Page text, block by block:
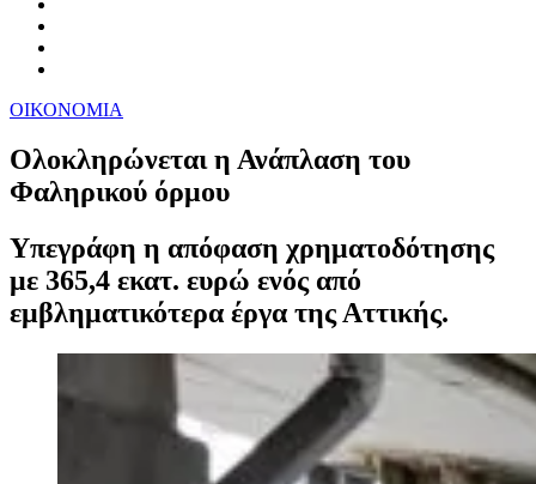
ΟΙΚΟΝΟΜΙΑ
Ολοκληρώνεται η Ανάπλαση του
Φαληρικού όρμου
Υπεγράφη η απόφαση χρηματοδότησης
με 365,4 εκατ. ευρώ ενός από
εμβληματικότερα έργα της Αττικής.